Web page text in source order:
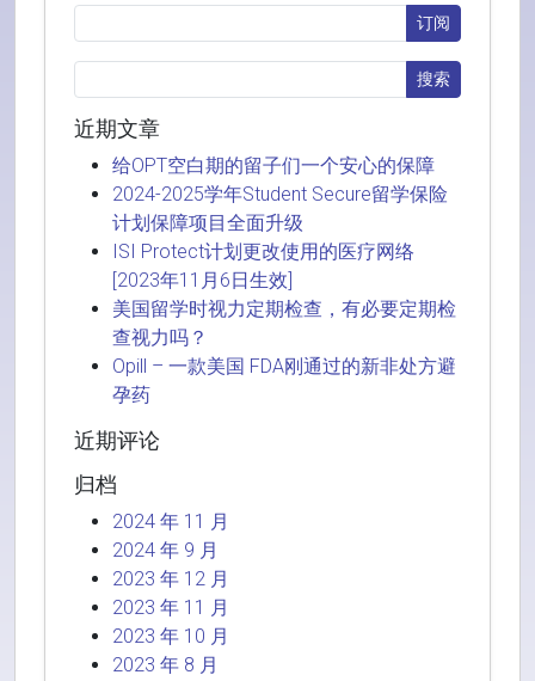
近期文章
给OPT空白期的留子们一个安心的保障
2024-2025学年Student Secure留学保险
计划保障项目全面升级
ISI Protect计划更改使用的医疗网络
[2023年11月6日生效]
美国留学时视力定期检查，有必要定期检
查视力吗？
Opill – 一款美国 FDA刚通过的新非处方避
孕药
近期评论
归档
2024 年 11 月
2024 年 9 月
2023 年 12 月
2023 年 11 月
2023 年 10 月
2023 年 8 月